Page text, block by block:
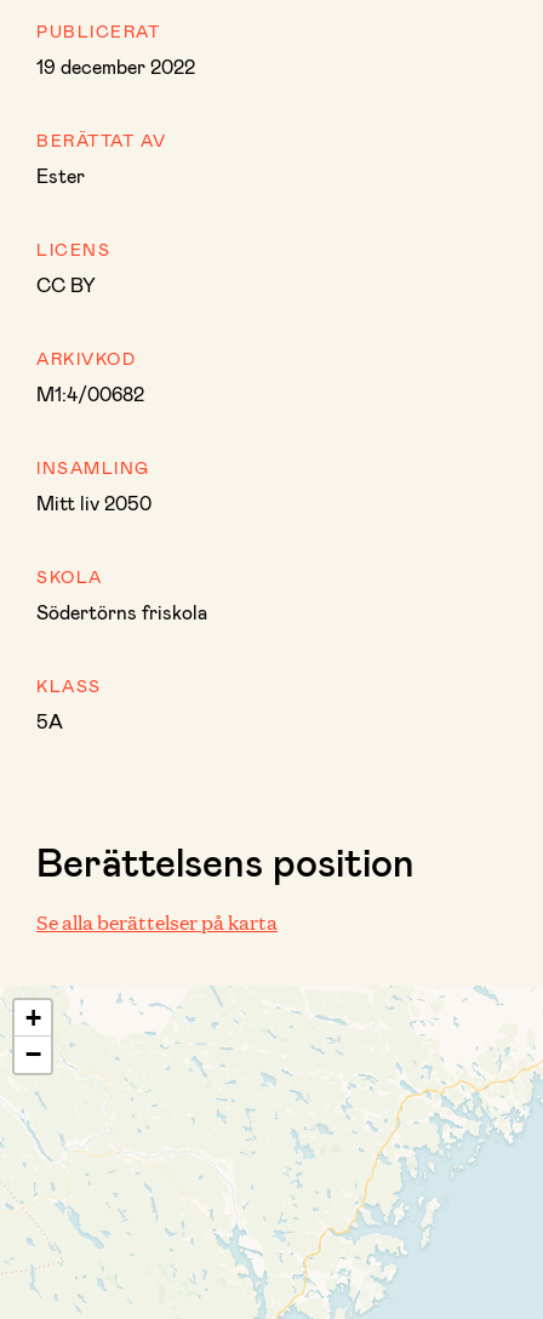
PUBLICERAT
19 december 2022
BERÄTTAT AV
Ester
LICENS
CC BY
ARKIVKOD
M1:4/00682
INSAMLING
Mitt liv 2050
SKOLA
Södertörns friskola
KLASS
5A
Berättelsens position
Se alla berättelser på karta
+
−